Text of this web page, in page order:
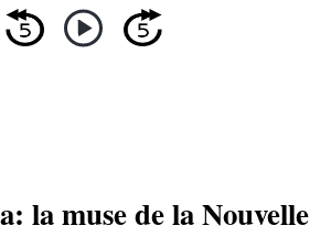
la muse de la Nouvelle